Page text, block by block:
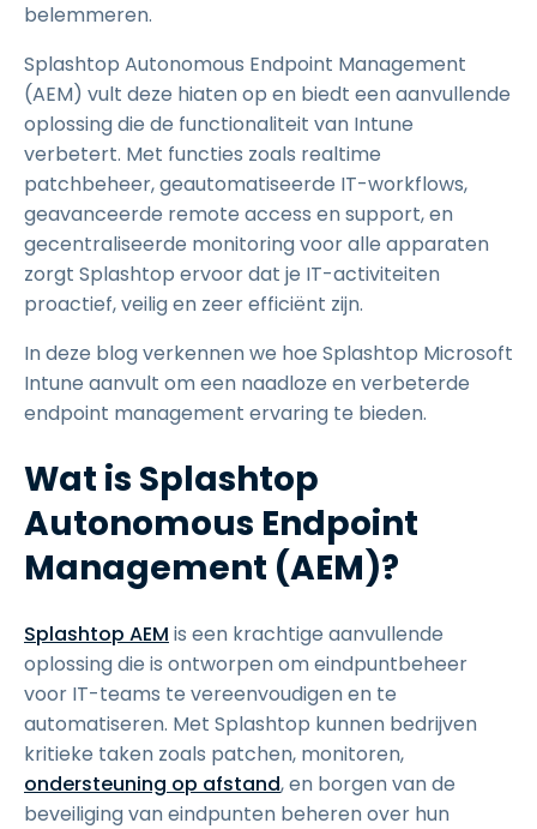
belemmeren.
Splashtop Autonomous Endpoint Management
(AEM) vult deze hiaten op en biedt een aanvullende
oplossing die de functionaliteit van Intune
verbetert. Met functies zoals realtime
patchbeheer, geautomatiseerde IT-workflows,
geavanceerde remote access en support, en
gecentraliseerde monitoring voor alle apparaten
zorgt Splashtop ervoor dat je IT-activiteiten
proactief, veilig en zeer efficiënt zijn.
In deze blog verkennen we hoe Splashtop Microsoft
Intune aanvult om een naadloze en verbeterde
endpoint management ervaring te bieden.
Wat is Splashtop
Autonomous Endpoint
Management (AEM)?
Splashtop AEM is een krachtige aanvullende
oplossing die is ontworpen om eindpuntbeheer
voor IT-teams te vereenvoudigen en te
automatiseren. Met Splashtop kunnen bedrijven
kritieke taken zoals patchen, monitoren,
ondersteuning op afstand, en borgen van de
beveiliging van eindpunten beheren over hun